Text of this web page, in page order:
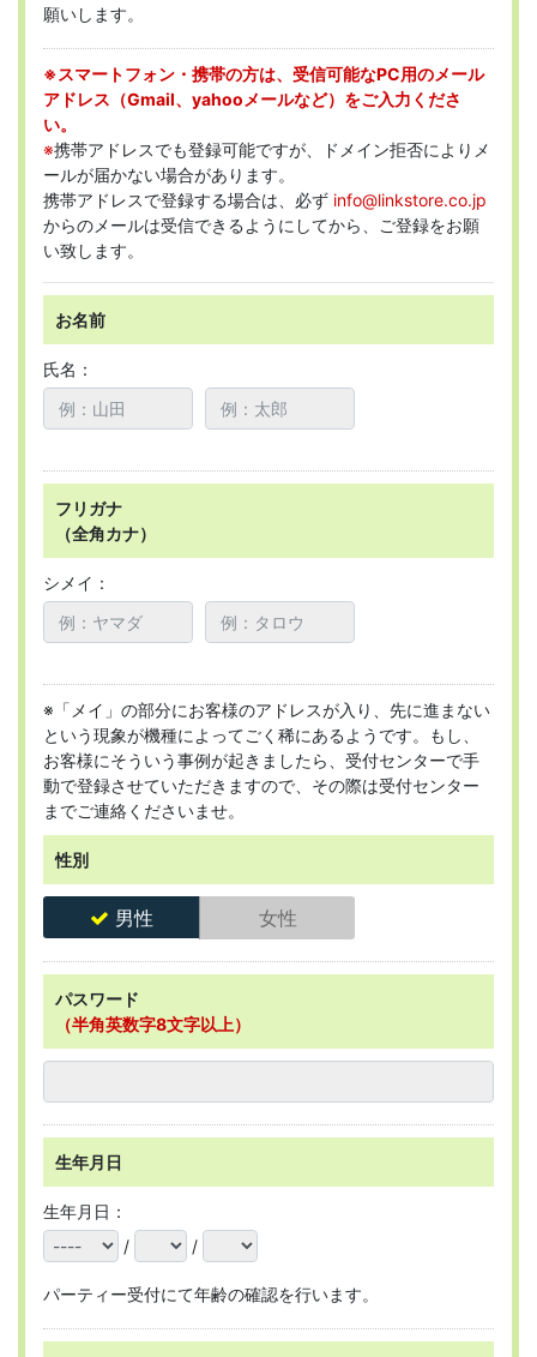
願いします。
※スマートフォン・携帯の方は、受信可能なPC用のメール
アドレス（Gmail、yahooメールなど）をご入力くださ
い。
※携帯アドレスでも登録可能ですが、ドメイン拒否によりメ
ールが届かない場合があります。
携帯アドレスで登録する場合は、必ず info@linkstore.co.jp
からのメールは受信できるようにしてから、ご登録をお願
い致します。
お名前
氏名：
フリガナ
（全角カナ）
シメイ：
※「メイ」の部分にお客様のアドレスが入り、先に進まない
という現象が機種によってごく稀にあるようです。もし、
お客様にそういう事例が起きましたら、受付センターで手
動で登録させていただきますので、その際は受付センター
までご連絡くださいませ。
性別
男性 女性
パスワード
（半角英数字8文字以上）
生年月日
生年月日：
/
/
パーティー受付にて年齢の確認を行います。